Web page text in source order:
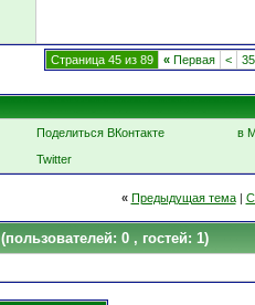
Страница 45 из 89 « Первая < 35
Поделиться ВКонтакте
в
Twitter
« Предыдущая тема|
(пользователей: 0 , гостей: 1)